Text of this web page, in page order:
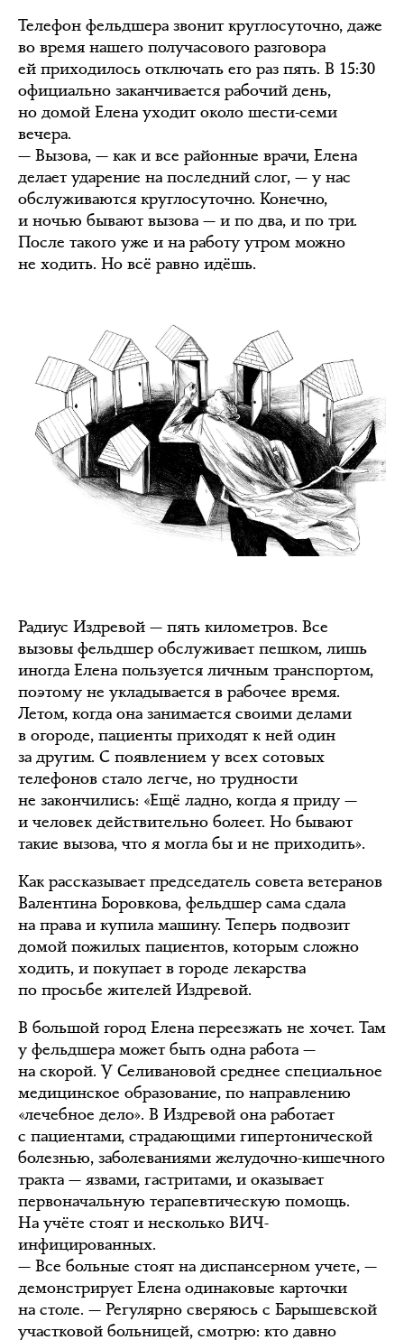
Телефон фельдшера звонит круглосуточно, даже
во время нашего получасового разговора
ей приходилось отключать его раз пять. В 15:30
официально заканчивается рабочий день,
но домой Елена уходит около шести-семи
вечера.
— Вызова, — как и все районные врачи, Елена
делает ударение на последний слог, — у нас
обслуживаются круглосуточно. Конечно,
и ночью бывают вызова — и по два, и по три.
После такого уже и на работу утром можно
не ходить. Но всё равно идёшь.
Радиус Издревой — пять километров. Все
вызовы фельдшер обслуживает пешком, лишь
иногда Елена пользуется личным транспортом,
поэтому не укладывается в рабочее время.
Летом, когда она занимается своими делами
в огороде, пациенты приходят к ней один
за другим. С появлением у всех сотовых
телефонов стало легче, но трудности
не закончились: «Ещё ладно, когда я приду —
и человек действительно болеет. Но бывают
такие вызова, что я могла бы и не приходить».
Как рассказывает председатель совета ветеранов
Валентина Боровкова, фельдшер сама сдала
на права и купила машину. Теперь подвозит
домой пожилых пациентов, которым сложно
ходить, и покупает в городе лекарства
по просьбе жителей Издревой.
В большой город Елена переезжать не хочет. Там
у фельдшера может быть одна работа —
на скорой. У Селивановой среднее специальное
медицинское образование, по направлению
«лечебное дело». В Издревой она работает
с пациентами, страдающими гипертонической
болезнью, заболеваниями желудочно-кишечного
тракта — язвами, гастритами, и оказывает
первоначальную терапевтическую помощь.
На учёте стоят и несколько ВИЧ-
инфицированных.
— Все больные стоят на диспансерном учете, —
демонстрирует Елена одинаковые карточки
на столе. — Регулярно сверяюсь с Барышевской
участковой больницей, смотрю: кто давно